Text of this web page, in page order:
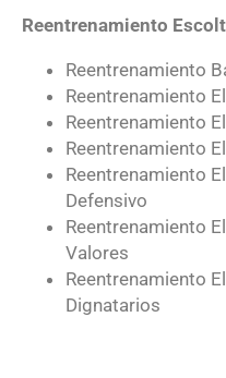
Reentrenamiento
Reentrenamiento
Reentrenamiento
Reentrenamiento
Reentrenamiento
Reentrenamiento
Defensivo
Reentrenamiento
Valores
Reentrenamiento
Dignatarios